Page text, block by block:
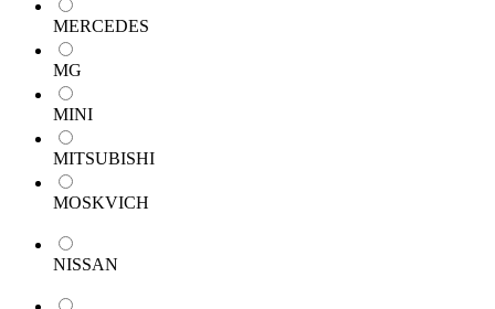
MERCEDES
MG
MINI
MITSUBISHI
MOSKVICH
NISSAN